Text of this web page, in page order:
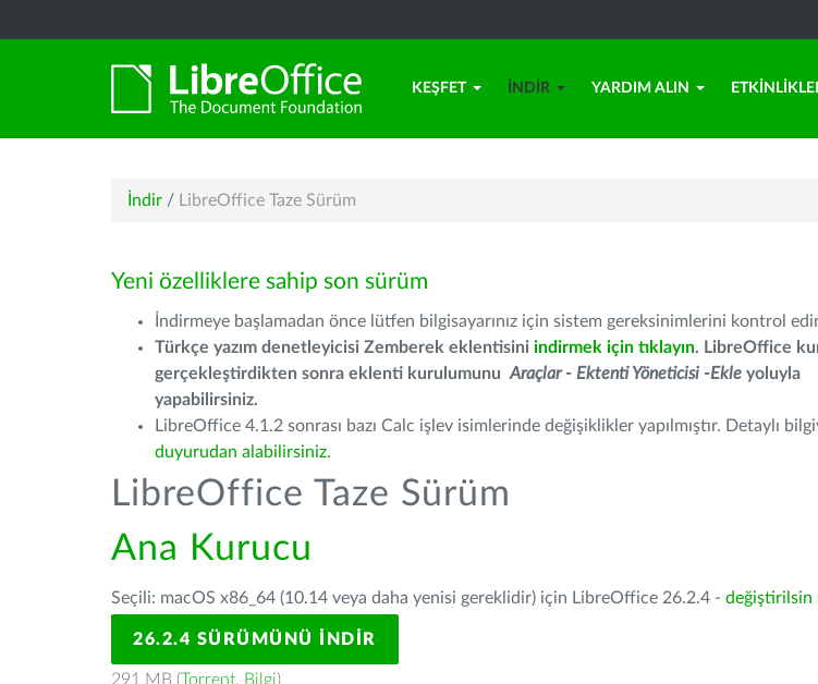
KEŞFET İNDIR YARDIM ALIN
İndir / LibreOffice Taze Sürüm
Yeni özelliklere sahip son sürüm
İndirmeye başlamadan önce lütfen bilgisayarınız için sistem gereksinimlerini kontrol
Türkçe yazım denetleyicisi Zemberek eklentisini indirmek için tıklayın. LibreOffice
gerçekleştirdikten sonra eklenti kurulumunu Araçlar - Ektenti Yöneticisi -Ekle yoluyla
yapabilirsiniz.
LibreOffice 4.1.2 sonrası bazı Calc işlev isimlerinde değişiklikler yapılmıştır. Detaylı
duyurudan alabilirsiniz.
LibreOffice Taze Sürüm
Ana Kurucu
Seçili: macOS x86_64 (10.14 veya daha yenisi gereklidir) için LibreOffice 26.2.4 - değiştirilsin
26.2.4 SÜRÜMÜNÜ İNDIR
291 MB (Torrent, Bilgi)